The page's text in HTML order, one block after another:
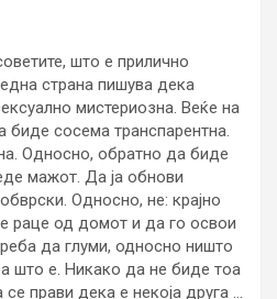
што е прилично
страна пишува дека
мистериозна. Веќе на
биде сосема транспарентна.
Односно, обратно да биде
мажот. Да ја обнови
Односно, не: крајно
раце од домот и да го освои
да глуми, односно ништо
што е. Никако да не биде тоа
прави дека е некоја друга …